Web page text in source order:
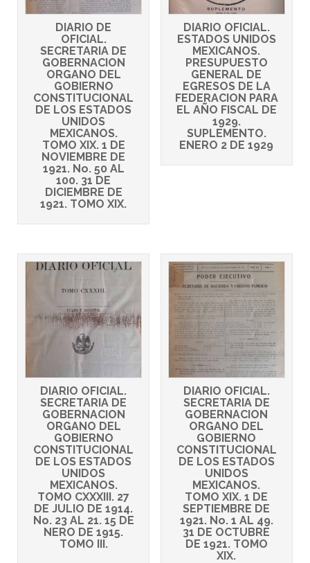
DIARIO DE
OFICIAL.
SECRETARIA DE
GOBERNACION
ORGANO DEL
GOBIERNO
CONSTITUCIONAL
DE LOS ESTADOS
UNIDOS
MEXICANOS.
TOMO XIX. 1 DE
NOVIEMBRE DE
1921. No. 50 AL
100. 31 DE
DICIEMBRE DE
1921. TOMO XIX.
DIARIO OFICIAL.
ESTADOS UNIDOS
MEXICANOS.
PRESUPUESTO
GENERAL DE
EGRESOS DE LA
FEDERACION PARA
EL AÑO FISCAL DE
1929.
SUPLEMENTO.
ENERO 2 DE 1929
DIARIO OFICIAL.
SECRETARIA DE
GOBERNACION
ORGANO DEL
GOBIERNO
CONSTITUCIONAL
DE LOS ESTADOS
UNIDOS
MEXICANOS.
TOMO CXXXIII. 27
DE JULIO DE 1914.
No. 23 AL 21. 15 DE
NERO DE 1915.
TOMO III.
DIARIO OFICIAL.
SECRETARIA DE
GOBERNACION
ORGANO DEL
GOBIERNO
CONSTITUCIONAL
DE LOS ESTADOS
UNIDOS
MEXICANOS.
TOMO XIX. 1 DE
SEPTIEMBRE DE
1921. No. 1 AL 49.
31 DE OCTUBRE
DE 1921. TOMO
XIX.